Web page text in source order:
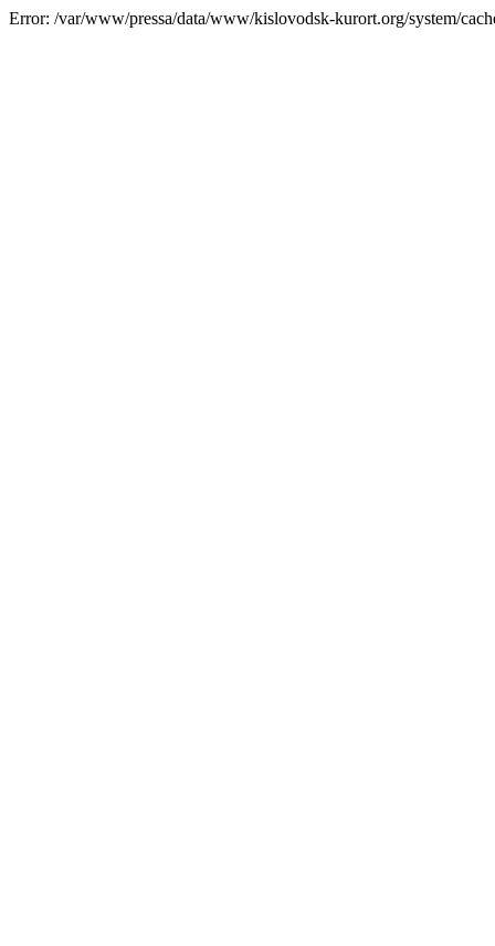
Error: /var/www/pressa/data/www/kislovodsk-kurort.org/system/